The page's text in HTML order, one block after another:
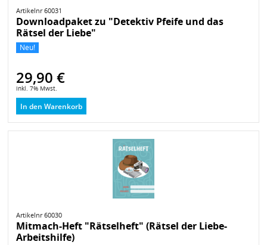
Artikelnr 60031
Downloadpaket zu "Detektiv Pfeife und das
Rätsel der Liebe"
Neu!
29,90 €
inkl. 7% Mwst.
In den Warenkorb
Artikelnr 60030
Mitmach-Heft "Rätselheft" (Rätsel der Liebe-
Arbeitshilfe)